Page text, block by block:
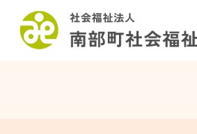
このページの本文へ